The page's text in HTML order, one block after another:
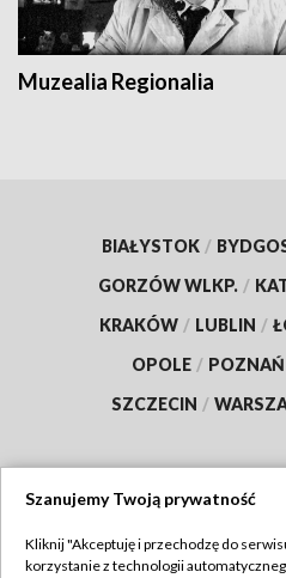
Muzealia Regionalia
BIAŁYSTOK /
GORZÓW WLKP. /
KRAKÓW / LUBLIN /
OPOLE / POZNAŃ
SZCZECIN /
Szanujemy Twoją prywatność
Kliknij "Akceptuję i przechodzę do
korzystanie z technologii